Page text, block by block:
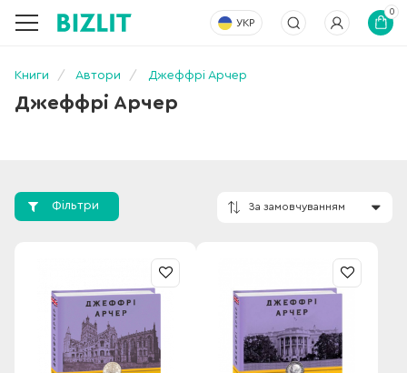
УКР
0
Книги Автори Джеффрі Арчер
Джеффрі Арчер
Фільтри